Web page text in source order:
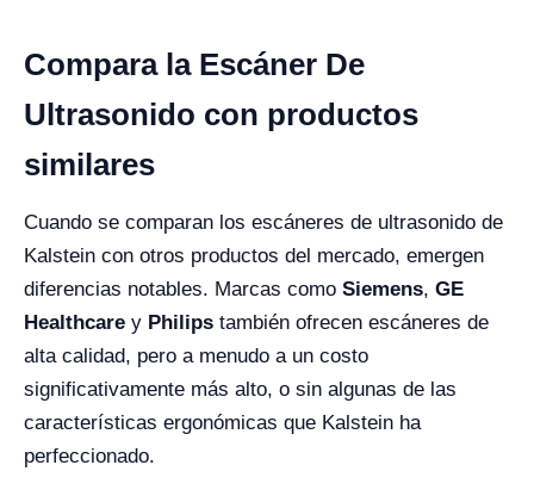
Compara la Escáner De
Ultrasonido con productos
similares
Cuando se comparan los escáneres de ultrasonido de
Kalstein con otros productos del mercado, emergen
diferencias notables. Marcas como Siemens, GE
Healthcare y Philips también ofrecen escáneres de
alta calidad, pero a menudo a un costo
significativamente más alto, o sin algunas de las
características ergonómicas que Kalstein ha
perfeccionado.